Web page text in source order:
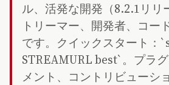
ル、活発な開発（8.2.1リリ
トリーマー、開発者、コー
です。クイックスタート
STREAMURL best`。プラ
メント、コントリビューシ